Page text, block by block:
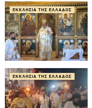
ΕΚΚΛΗΣΊΑ ΤΗΣ ΕΛΛΆΔΟΣ
ΕΚΚΛΗΣΊΑ ΤΗΣ ΕΛΛΆΔΟΣ